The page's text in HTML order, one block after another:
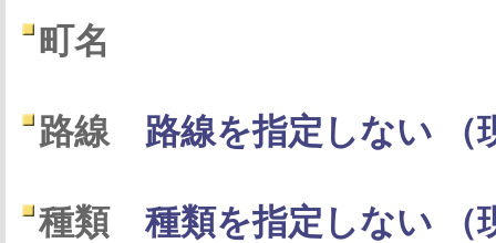
町名
路線 路線を指定しない （
種類 種類を指定しない （